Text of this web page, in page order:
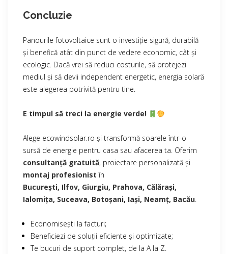
Concluzie
Panourile fotovoltaice sunt o investiție sigură, durabilă
și benefică atât din punct de vedere economic, cât și
ecologic. Dacă vrei să reduci costurile, să protejezi
mediul și să devii independent energetic, energia solară
este alegerea potrivită pentru tine.
E timpul să treci la energie verde!
Alege ecowindsolar.ro și transformă soarele într-o
sursă de energie pentru casa sau afacerea ta. Oferim
consultanță gratuită, proiectare personalizată și
montaj profesionist în
București, Ilfov, Giurgiu, Prahova, Călărași,
Ialomița, Suceava, Botoșani, Iași, Neamț, Bacău.
Economisești la facturi;
Beneficiezi de soluții eficiente și optimizate;
Te bucuri de suport complet, de la A la Z.